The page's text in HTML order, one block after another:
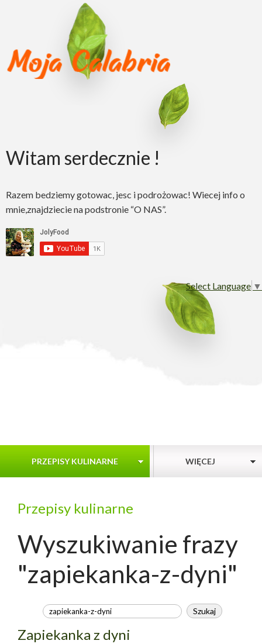
Witam serdecznie !
Razem bedziemy gotowac, jesc i podrożowac! Wiecej info o
mnie,znajdziecie na podstronie “O NAS”.
Select Language ▼
PRZEPISY KULINARNE WIĘCEJ
Przepisy kulinarne
Wyszukiwanie frazy
"zapiekanka-z-dyni"
Zapiekanka z dyni